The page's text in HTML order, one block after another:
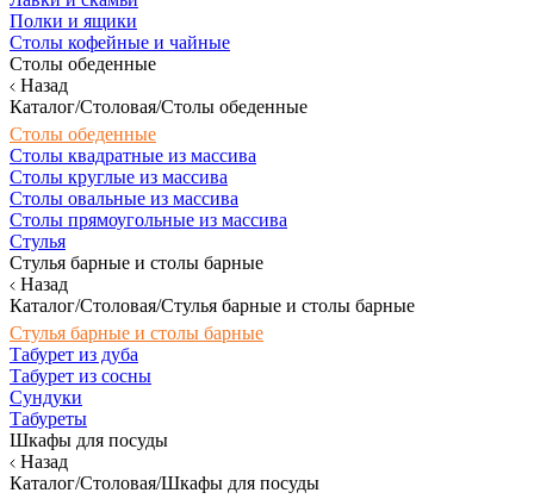
Полки и ящики
Столы кофейные и чайные
Столы обеденные
Назад
Каталог/Столовая/Столы обеденные
Столы обеденные
Столы квадратные из массива
Столы круглые из массива
Столы овальные из массива
Столы прямоугольные из массива
Стулья
Стулья барные и столы барные
Назад
Каталог/Столовая/Стулья барные и столы барные
Стулья барные и столы барные
Табурет из дуба
Табурет из сосны
Сундуки
Табуреты
Шкафы для посуды
Назад
Каталог/Столовая/Шкафы для посуды